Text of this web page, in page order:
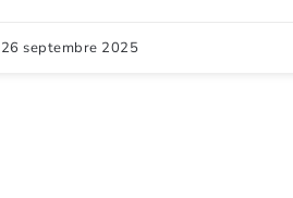
26 septembre 2025